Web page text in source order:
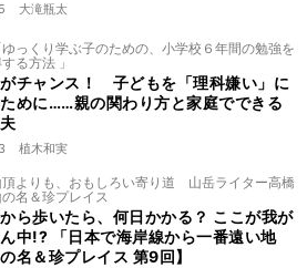
大滝瓶太
っくり学ぶ子のための、小学校６年間の勉強を
る方法 」
チャンス！ 子どもを「理科嫌い」に
めに……親の関わり方と家庭でできる
植木和実
頂よりも、おもしろい寄り道 山岳ライター高橋
名＆珍プレイス
ら歩いたら、何日かかる？ ここが我が
中!? 「日本で海岸線から一番遠い地
名＆珍プレイス 第9回】